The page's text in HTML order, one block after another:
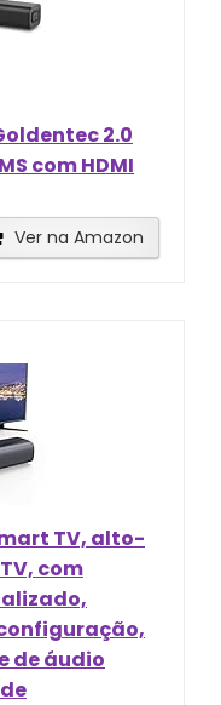
2.0
com HDMI
Ver na Amazon
TV, alto-
com
de áudio